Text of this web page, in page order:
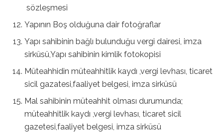
sözleşmesi
Yapının Boş olduğuna dair fotoğraflar
Yapı sahibinin bağlı bulunduğu vergi dairesi, imza
sirküsü,Yapı sahibinin kimlik fotokopisi
Müteahhidin müteahhitlik kaydı ,vergi levhası, ticaret
sicil gazatesi,faaliyet belgesi, imza sirküsü
Mal sahibinin müteahhit olması durumunda;
müteahhitlik kaydı ,vergi levhası, ticaret sicil
gazetesi,faaliyet belgesi, imza sirküsü